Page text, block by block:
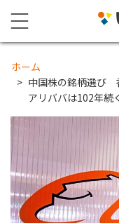
ホーム
中国株の銘柄選び
アリババは102年続